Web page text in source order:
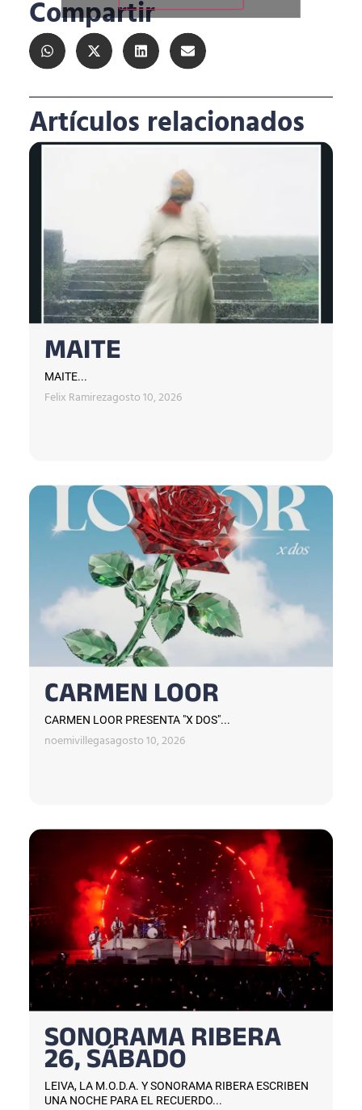
Compartir
Artículos relacionados
MAITE
MAITE...
Felix Ramirezagosto 10, 2026
CARMEN LOOR
CARMEN LOOR PRESENTA "X DOS"...
noemivillegasagosto 10, 2026
SONORAMA RIBERA
26, SÁBADO
LEIVA, LA M.O.D.A. Y SONORAMA RIBERA ESCRIBEN
UNA NOCHE PARA EL RECUERDO...